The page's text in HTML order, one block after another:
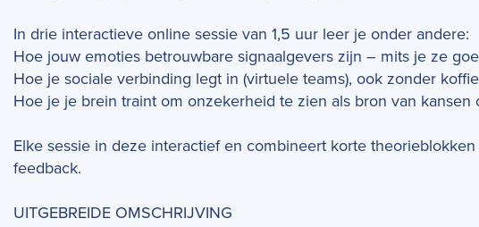
In drie interactieve online sessie van 1,5 uur leer je onder andere:
Hoe jouw emoties betrouwbare signaalgevers zijn – mits je ze
Hoe je sociale verbinding legt in (virtuele teams), ook zonder
Hoe je je brein traint om onzekerheid te zien als bron van
Elke sessie in deze interactief en combineert korte
feedback.
UITGEBREIDE OMSCHRIJVING